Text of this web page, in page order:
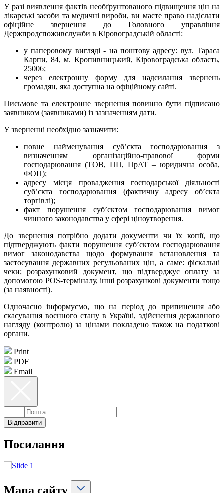
У разі виявлення фактів необґрунтованого підвищення цін на
лікарські засоби та медичні вироби, ви маєте право надіслати
офіційне звернення до Головного управління
Держпродспоживслужби в Кіровоградській області:
у паперовому вигляді - на поштову адресу: вул. Тараса
Карпи, 84, м. Кропивницький, Кіровоградська область,
25006;
через електронну форму для надсилання звернень
громадян, яка доступна на офіційному сайті.
Письмове та електронне звернення повинно бути підписано
заявником (заявниками) із зазначенням дати.
У зверненні необхідно зазначити:
повне найменування суб’єкта господарювання з
визначенням організаційно-правової форми
господарювання (ТОВ, ПП, ПрАТ – юридична особа,
ФОП);
адресу місця провадження господарської діяльності
суб’єкта господарювання (фактичну адресу об’єкта
торгівлі);
факт порушення суб’єктом господарювання вимог
чинного законодавства у сфері ціноутворення.
До звернення потрібно додати документи чи їх копії, що
підтверджують факти порушення суб’єктом господарювання
вимог законодавства щодо формування встановлення та
застосування державних регульованих цін, а саме: фіскальні
чеки; розрахунковий документ, що підтверджує оплату за
допомогою POS-терміналу, інші розрахункові документи тощо
(за наявності).
Одночасно інформуємо, що на період до припинення або
скасування воєнного стану в Україні, здійснення державного
нагляду (контролю) за цінами покладено також на податкові
органи.
Print
PDF
Email
Відправити
Посилання
Мапа сайту